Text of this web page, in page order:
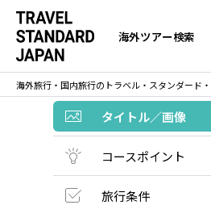
海外ツアー検索
海外旅行・国内旅行のトラベル・スタンダード
タイトル／画像
コースポイント
旅行条件